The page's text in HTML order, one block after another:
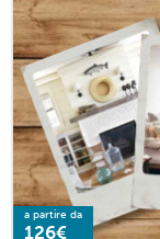
a partire da
126€